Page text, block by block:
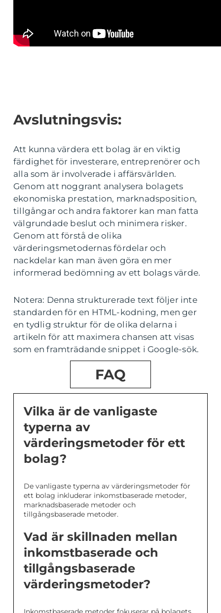
Avslutningsvis:
Att kunna värdera ett bolag är en viktig
färdighet för investerare, entreprenörer och
alla som är involverade i affärsvärlden.
Genom att noggrant analysera bolagets
ekonomiska prestation, marknadsposition,
tillgångar och andra faktorer kan man fatta
välgrundade beslut och minimera risker.
Genom att förstå de olika
värderingsmetodernas fördelar och
nackdelar kan man även göra en mer
informerad bedömning av ett bolags värde.
Notera: Denna strukturerade text följer inte
standarden för en HTML-kodning, men ger
en tydlig struktur för de olika delarna i
artikeln för att maximera chansen att visas
som en framträdande snippet i Google-sök.
FAQ
Vilka är de vanligaste
typerna av
värderingsmetoder för ett
bolag?
De vanligaste typerna av värderingsmetoder för
ett bolag inkluderar inkomstbaserade metoder,
marknadsbaserade metoder och
tillgångsbaserade metoder.
Vad är skillnaden mellan
inkomstbaserade och
tillgångsbaserade
värderingsmetoder?